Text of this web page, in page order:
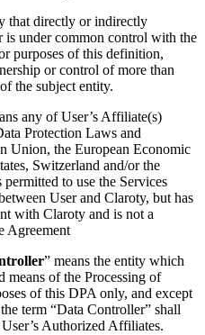
that directly or indirectly
is under common control with the
purposes of this definition,
or control of more than
the subject entity.
any of User’s Affiliate(s)
Protection Laws and
Union, the European Economic
Switzerland and/or the
to use the Services
User and Claroty, but has
with Claroty and is not a
Agreement
” means the entity which
means of the Processing of
of this DPA only, and except
term “Data Controller” shall
Authorized Affiliates.